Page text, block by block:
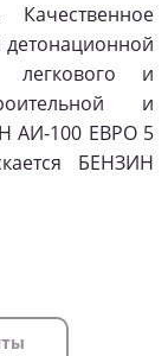
Качественное
детонационной
легкового и
и
АИ-100 ЕВРО 5
БЕНЗИН